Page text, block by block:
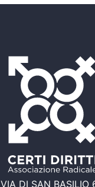
VIA DI SAN BASILIO